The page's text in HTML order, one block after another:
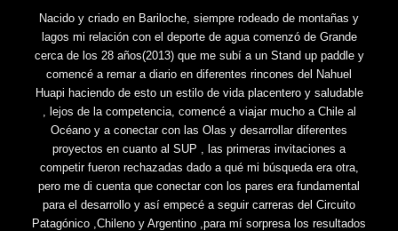
Nacido y criado en Bariloche, siempre rodeado de montañas y
lagos mi relación con el deporte de agua comenzó de Grande
cerca de los 28 años(2013) que me subí a un Stand up paddle y
comencé a remar a diario en diferentes rincones del Nahuel
Huapi haciendo de esto un estilo de vida placentero y saludable
, lejos de la competencia, comencé a viajar mucho a Chile al
Océano y a conectar con las Olas y desarrollar diferentes
proyectos en cuanto al SUP , las primeras invitaciones a
competir fueron rechazadas dado a qué mi búsqueda era otra,
pero me di cuenta que conectar con los pares era fundamental
para el desarrollo y así empecé a seguir carreras del Circuito
Patagónico ,Chileno y Argentino ,para mí sorpresa los resultados